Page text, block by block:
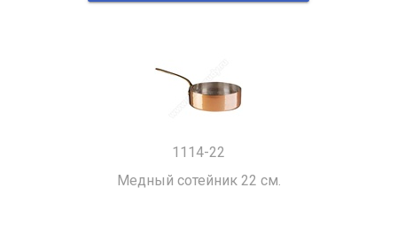
1114-22
Медный сотейник 22 см.